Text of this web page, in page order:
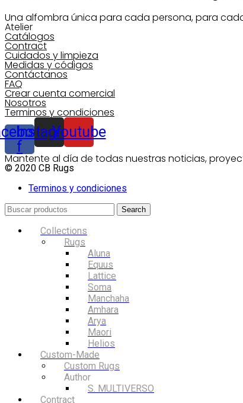
Una alfombra única para cada persona, para
Atelier
Catálogos
Contract
Cuidados y limpieza
Medidas y códigos
Contáctanos
FAQ
Crear cuenta comercial
Nosotros
Terminos y condiciones
f
Instagram
Youtube
Mantente al día de todas nuestras noticias,
© 2020 CB Rugs
Terminos y condiciones
Search
Collections
Rugs
Aluna
Equus
Lattice
Soma
Manchaha
Amhara
Arya
Maori
Helios
Custom-Made
Custom Rugs
Author
S. MULTIVERSO
Contract